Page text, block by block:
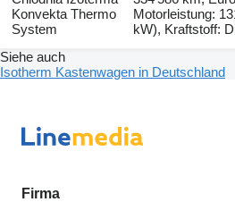
Konvekta Thermo
System
Motorleistung:
kW), Kraftstoff:
Siehe auch
Isotherm Kastenwagen in Deutschland
Firma